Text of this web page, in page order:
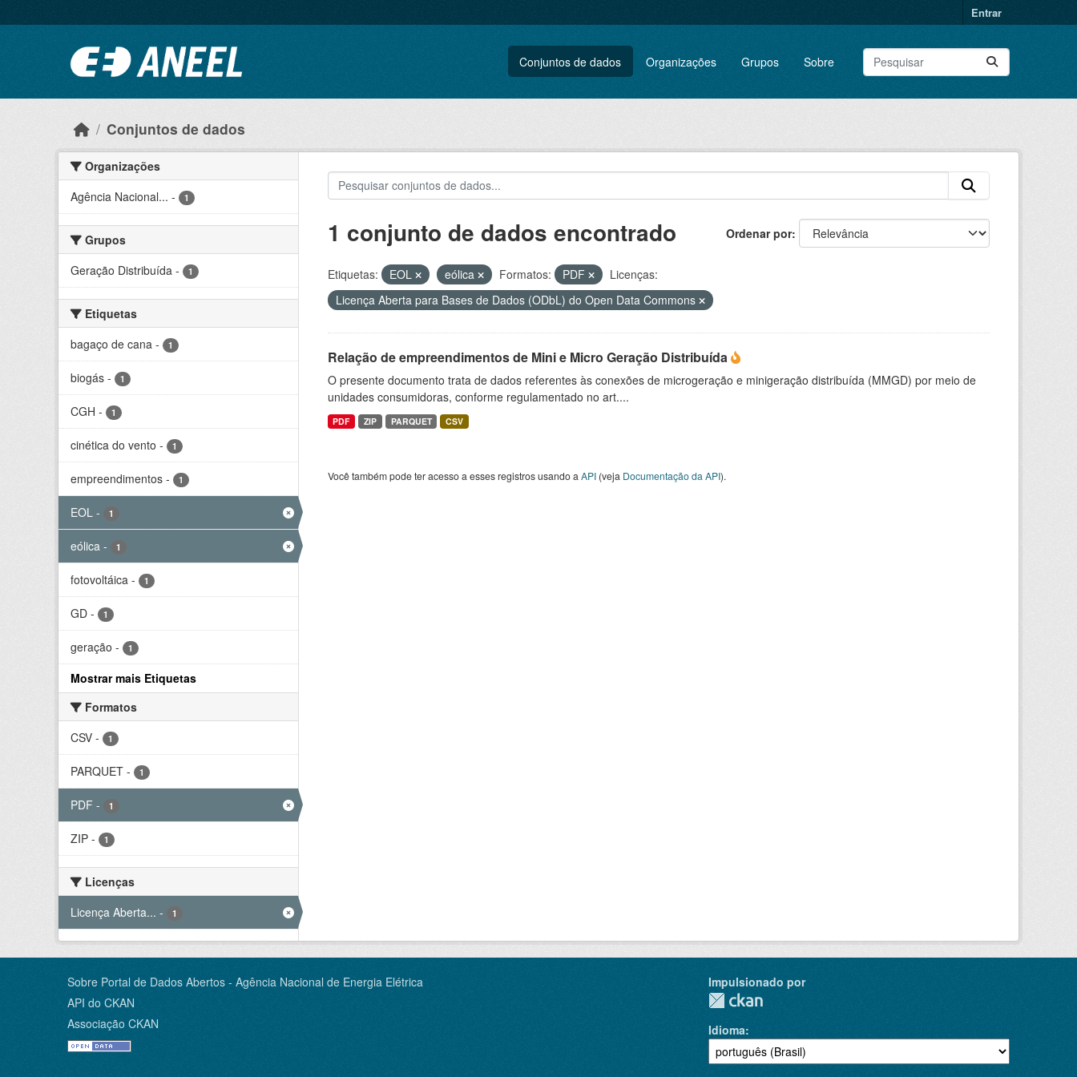
Entrar
Conjuntos de dados Organizações Grupos Sobre
Conjuntos de dados
Organizações
Agência Nacional... - 1
Grupos
Geração Distribuída - 1
Etiquetas
bagaço de cana - 1
biogás - 1
CGH - 1
cinética do vento - 1
empreendimentos - 1
EOL - 1
eólica - 1
fotovoltáica - 1
GD - 1
geração - 1
Mostrar mais Etiquetas
Formatos
CSV - 1
PARQUET - 1
PDF - 1
ZIP - 1
Licenças
Licença Aberta... - 1
Ordenar por
1 conjunto de dados encontrado
Etiquetas: EOL eólica Formatos: PDF
Licenças:
Licença Aberta para Bases de Dados (ODbL) do Open Data Commons
Relação de empreendimentos de Mini e Micro Geração Distribuída
O presente documento trata de dados referentes às conexões de microgeração e minigeração distribuída (MMGD) por meio de
unidades consumidoras, conforme regulamentado no art....
PDF ZIP PARQUET CSV
Você também pode ter acesso a esses registros usando a API(veja Documentação da API).
Sobre Portal de Dados Abertos - Agência Nacional de Energia Elétrica
API do CKAN
Associação CKAN
Impulsionado por
Idioma